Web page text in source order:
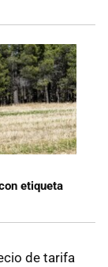
etiqueta
de tarifa